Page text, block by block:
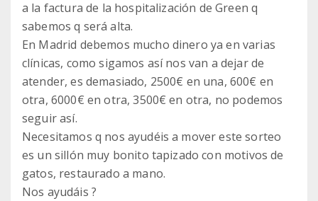
a la factura de la hospitalización de Green q
sabemos q será alta.
En Madrid debemos mucho dinero ya en varias
clínicas, como sigamos así nos van a dejar de
atender, es demasiado, 2500€ en una, 600€ en
otra, 6000€ en otra, 3500€ en otra, no podemos
seguir así.
Necesitamos q nos ayudéis a mover este sorteo
es un sillón muy bonito tapizado con motivos de
gatos, restaurado a mano.
Nos ayudáis ?